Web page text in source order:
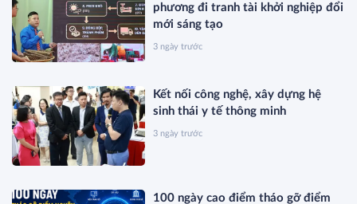
phương đi tranh tài khởi nghiệp đổi
mới sáng tạo
3 ngày trước
Kết nối công nghệ, xây dựng hệ
sinh thái y tế thông minh
3 ngày trước
100 ngày cao điểm tháo gỡ điểm